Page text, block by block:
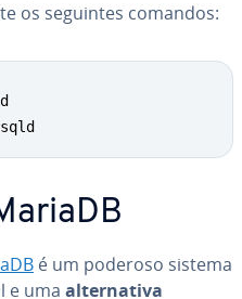
os seguintes comandos:
é um poderoso sistema
e uma al­ter­na­tiva